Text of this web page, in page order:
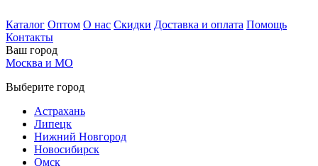
Каталог Оптом О нас Скидки Доставка и оплата Помощь
Контакты
Ваш город
Москва и МО
Выберите город
Астрахань
Липецк
Нижний Новгород
Новосибирск
Омск